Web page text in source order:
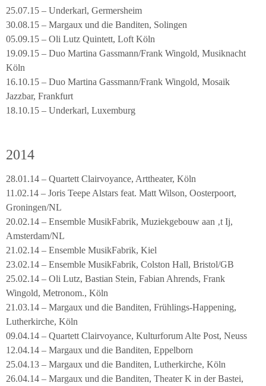
25.07.15 – Underkarl, Germersheim
30.08.15 – Margaux und die Banditen, Solingen
05.09.15 – Oli Lutz Quintett, Loft Köln
19.09.15 – Duo Martina Gassmann/Frank Wingold, Musiknacht
Köln
16.10.15 – Duo Martina Gassmann/Frank Wingold, Mosaik
Jazzbar, Frankfurt
18.10.15 – Underkarl, Luxemburg
2014
28.01.14 – Quartett Clairvoyance, Arttheater, Köln
11.02.14 – Joris Teepe Alstars feat. Matt Wilson, Oosterpoort,
Groningen/NL
20.02.14 – Ensemble MusikFabrik, Muziekgebouw aan ‚t Ij,
Amsterdam/NL
21.02.14 – Ensemble MusikFabrik, Kiel
23.02.14 – Ensemble MusikFabrik, Colston Hall, Bristol/GB
25.02.14 – Oli Lutz, Bastian Stein, Fabian Ahrends, Frank
Wingold, Metronom., Köln
21.03.14 – Margaux und die Banditen, Frühlings-Happening,
Lutherkirche, Köln
09.04.14 – Quartett Clairvoyance, Kulturforum Alte Post, Neuss
12.04.14 – Margaux und die Banditen, Eppelborn
25.04.13 – Margaux und die Banditen, Lutherkirche, Köln
26.04.14 – Margaux und die Banditen, Theater K in der Bastei,